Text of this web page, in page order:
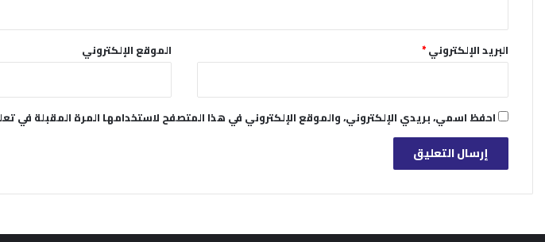
البريد الإلكتروني* الموقع الإلكتروني
احفظ اسمي، بريدي الإلكتروني، والموقع الإلكتروني في هذا المتصفح لاستخدامها المرة المقبلة في